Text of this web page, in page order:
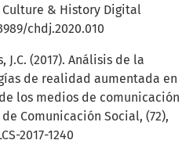
& History Digital
chdj.2020.010
J.C. (2017). Análisis de la
de realidad aumentada en
los medios de comunicación
Comunicación Social, (72),
2017-1240